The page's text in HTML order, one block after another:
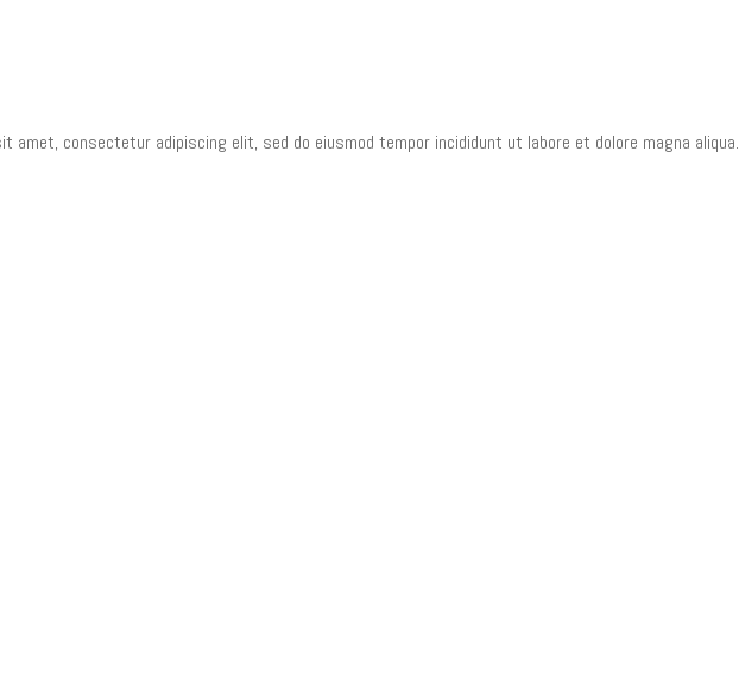
amet, consectetur adipiscing elit, sed do eiusmod tempor incididunt ut labore et dolore magna aliqua.